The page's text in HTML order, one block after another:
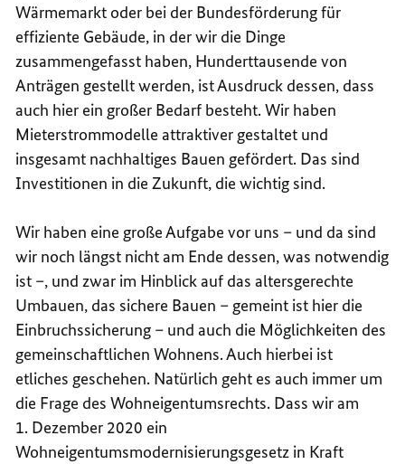
Wärmemarkt oder bei der Bundesförderung für
effiziente Gebäude, in der wir die Dinge
zusammengefasst haben, Hunderttausende von
Anträgen gestellt werden, ist Ausdruck dessen, dass
auch hier ein großer Bedarf besteht. Wir haben
Mieterstrommodelle attraktiver gestaltet und
insgesamt nachhaltiges Bauen gefördert. Das sind
Investitionen in die Zukunft, die wichtig sind.
Wir haben eine große Aufgabe vor uns – und da sind
wir noch längst nicht am Ende dessen, was notwendig
ist –, und zwar im Hinblick auf das altersgerechte
Umbauen, das sichere Bauen – gemeint ist hier die
Einbruchssicherung – und auch die Möglichkeiten des
gemeinschaftlichen Wohnens. Auch hierbei ist
etliches geschehen. Natürlich geht es auch immer um
die Frage des Wohneigentumsrechts. Dass wir am
1. Dezember 2020 ein
Wohneigentumsmodernisierungsgesetz in Kraft